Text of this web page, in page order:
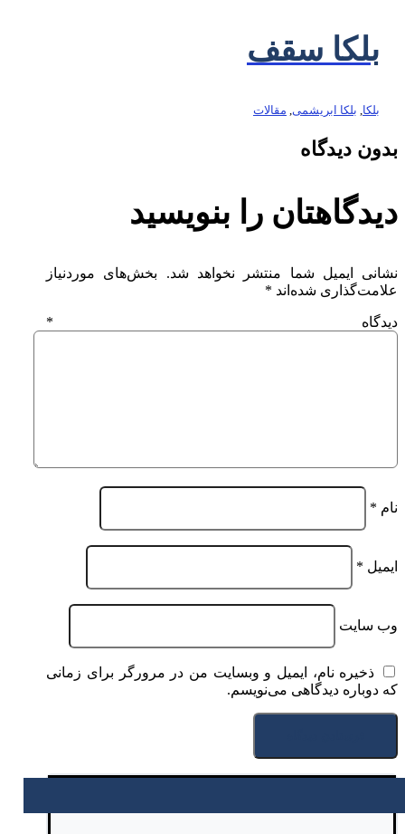
بلکا سقف
بلکا بلکا ابریشمی مقالات
بدون دیدگاه
دیدگاهتان را بنویسید
نشانی ایمیل شما منتشر نخواهد شد.
بخش‌های موردنیاز
علامت‌گذاری شده‌اند *
دیدگاه *
نام *
ایمیل *
وب‌ سایت
ذخیره نام، ایمیل و وبسایت من در مرورگر برای زمانی
که دوباره دیدگاهی می‌نویسم.